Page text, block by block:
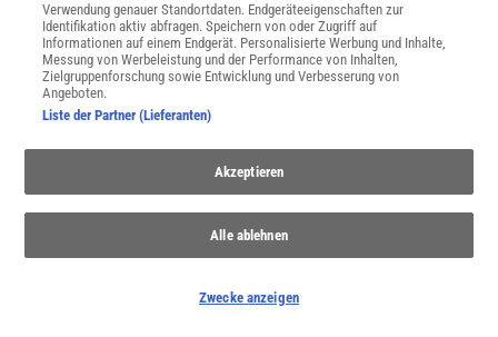
NACH OBEN
Verwendung genauer Standortdaten. Endgeräteeigenschaften zur
Identifikation aktiv abfragen. Speichern von oder Zugriff auf
Informationen auf einem Endgerät. Personalisierte Werbung und Inhalte,
Messung von Werbeleistung und der Performance von Inhalten,
Zielgruppenforschung sowie Entwicklung und Verbesserung von
Angeboten.
Liste der Partner (Lieferanten)
Akzeptieren
Alle ablehnen
Zwecke anzeigen